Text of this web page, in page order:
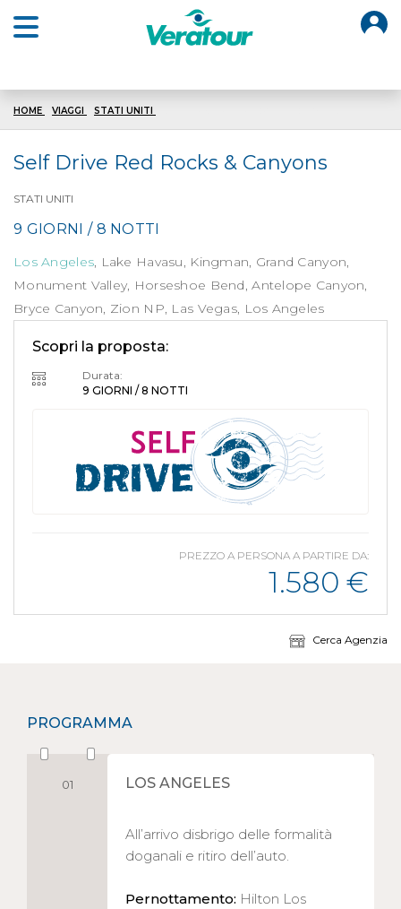
HOME VIAGGI STATI UNITI
Self Drive Red Rocks & Canyons
STATI UNITI
9 GIORNI / 8 NOTTI
Los Angeles, Lake Havasu, Kingman, Grand Canyon,
Monument Valley, Horseshoe Bend, Antelope Canyon,
Bryce Canyon, Zion NP, Las Vegas, Los Angeles
Scopri la proposta:
Durata:
9 GIORNI / 8 NOTTI
PREZZO A PERSONA A PARTIRE DA:
1.580 €
Cerca Agenzia
PROGRAMMA
01 LOS ANGELES
All’arrivo disbrigo delle formalità
doganali e ritiro dell’auto.
Pernottamento: Hilton Los